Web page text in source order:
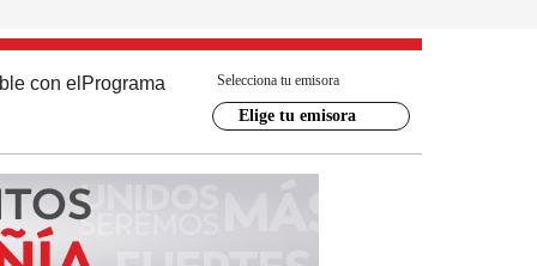
con el Programa Selecciona tu emisora
Elige tu emisora